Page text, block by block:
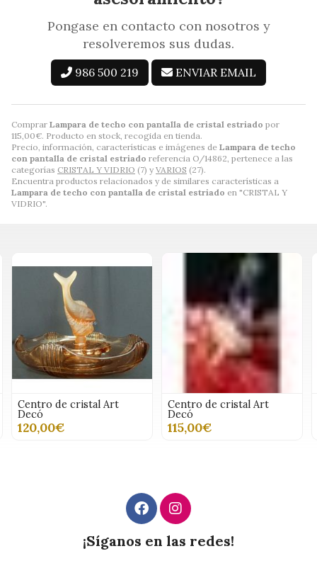
Comprar Lampara de techo con pantalla de cristal estriado por
115,00€. Producto en stock, recogida en tienda.
Precio, información, características e imágenes de Lampara de techo
con pantalla de cristal estriado referencia O/14862, pertenece a las
categorías CRISTAL Y VIDRIO (7) y VARIOS (27).
Encuentra productos relacionados y de similares características a
Lampara de techo con pantalla de cristal estriado en "CRISTAL Y
VIDRIO".
Pongase en contacto con nosotros y
resolveremos sus dudas.
986 500 219 ENVIAR EMAIL
Centro de cristal Art
Decó
120,00€
Centro de cristal Art
Decó
115,00€
¡Síganos en las redes!